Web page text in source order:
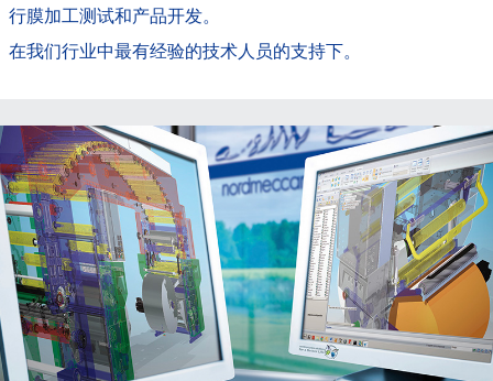
行膜加工测试和产品开发。
在我们行业中最有经验的技术人员的支持下。